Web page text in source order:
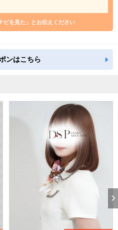
ビを見た」とお伝えください
ンはこちら